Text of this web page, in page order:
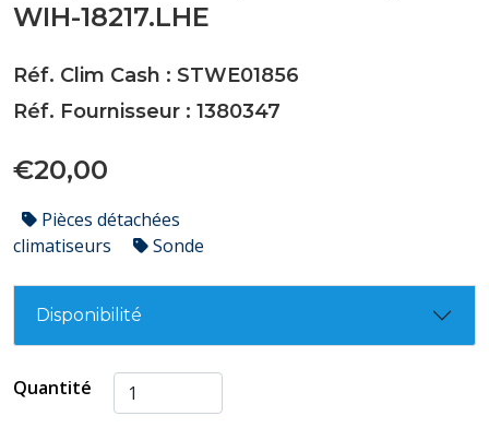
WIH-18217.LHE
Réf. Clim Cash : STWE01856
Réf. Fournisseur : 1380347
€20,00
Pièces détachées
climatiseurs
Sonde
Disponibilité
Quantité